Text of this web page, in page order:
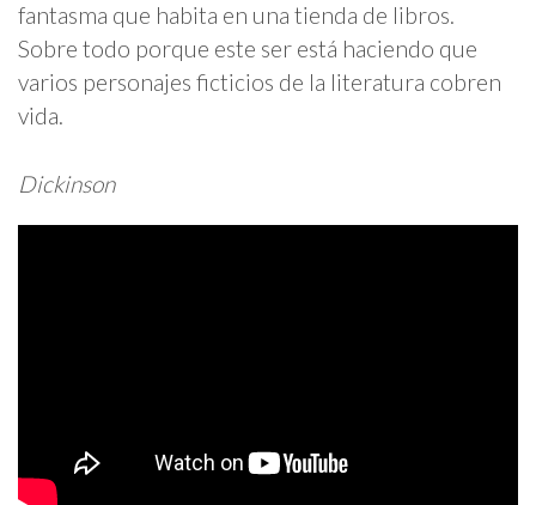
fantasma que habita en una tienda de libros.
Sobre todo porque este ser está haciendo que
varios personajes ficticios de la literatura cobren
vida.
Dickinson